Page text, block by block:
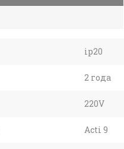
ip20
2 года
220V
Acti 9